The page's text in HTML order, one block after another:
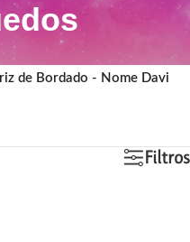
de Bordado - Nome Davi
Filtros